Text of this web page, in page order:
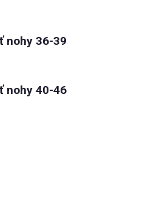
nohy 36-39
nohy 40-46